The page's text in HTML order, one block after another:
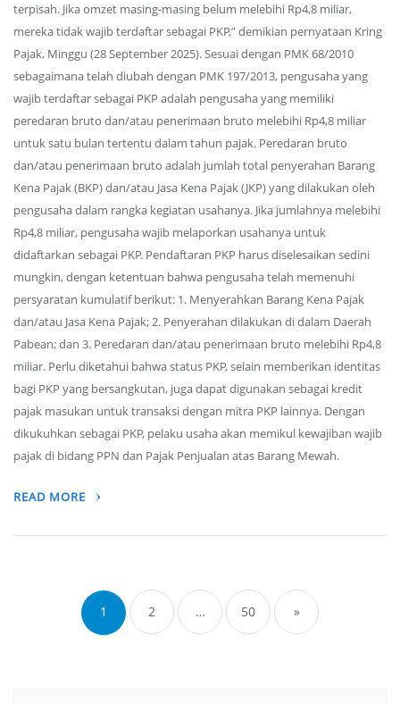
terpisah. Jika omzet masing-masing belum melebihi Rp4,8 miliar,
mereka tidak wajib terdaftar sebagai PKP,” demikian pernyataan Kring
Pajak, Minggu (28 September 2025). Sesuai dengan PMK 68/2010
sebagaimana telah diubah dengan PMK 197/2013, pengusaha yang
wajib terdaftar sebagai PKP adalah pengusaha yang memiliki
peredaran bruto dan/atau penerimaan bruto melebihi Rp4,8 miliar
untuk satu bulan tertentu dalam tahun pajak. Peredaran bruto
dan/atau penerimaan bruto adalah jumlah total penyerahan Barang
Kena Pajak (BKP) dan/atau Jasa Kena Pajak (JKP) yang dilakukan oleh
pengusaha dalam rangka kegiatan usahanya. Jika jumlahnya melebihi
Rp4,8 miliar, pengusaha wajib melaporkan usahanya untuk
didaftarkan sebagai PKP. Pendaftaran PKP harus diselesaikan sedini
mungkin, dengan ketentuan bahwa pengusaha telah memenuhi
persyaratan kumulatif berikut: 1. Menyerahkan Barang Kena Pajak
dan/atau Jasa Kena Pajak; 2. Penyerahan dilakukan di dalam Daerah
Pabean; dan 3. Peredaran dan/atau penerimaan bruto melebihi Rp4,8
miliar. Perlu diketahui bahwa status PKP, selain memberikan identitas
bagi PKP yang bersangkutan, juga dapat digunakan sebagai kredit
pajak masukan untuk transaksi dengan mitra PKP lainnya. Dengan
dikukuhkan sebagai PKP, pelaku usaha akan memikul kewajiban wajib
pajak di bidang PPN dan Pajak Penjualan atas Barang Mewah.
READ MORE
navigation
1 2 … 50 »